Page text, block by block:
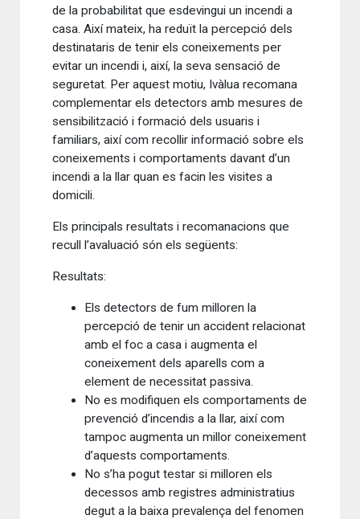
de la probabilitat que esdevingui un incendi a
casa. Així mateix, ha reduït la percepció dels
destinataris de tenir els coneixements per
evitar un incendi i, així, la seva sensació de
seguretat. Per aquest motiu, Ivàlua recomana
complementar els detectors amb mesures de
sensibilització i formació dels usuaris i
familiars, així com recollir informació sobre els
coneixements i comportaments davant d’un
incendi a la llar quan es facin les visites a
domicili.
Els principals resultats i recomanacions que
recull l’avaluació són els següents:
Resultats:
Els detectors de fum milloren la
percepció de tenir un accident relacionat
amb el foc a casa i augmenta el
coneixement dels aparells com a
element de necessitat passiva.
No es modifiquen els comportaments de
prevenció d’incendis a la llar, així com
tampoc augmenta un millor coneixement
d’aquests comportaments.
No s’ha pogut testar si milloren els
decessos amb registres administratius
degut a la baixa prevalença del fenomen